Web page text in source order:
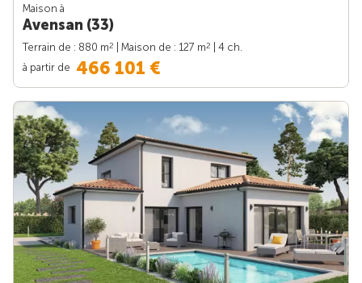
Maison à
Avensan (33)
Terrain de : 880 m2 | Maison de : 127 m2
| 4 ch.
à partir de 466 101 €